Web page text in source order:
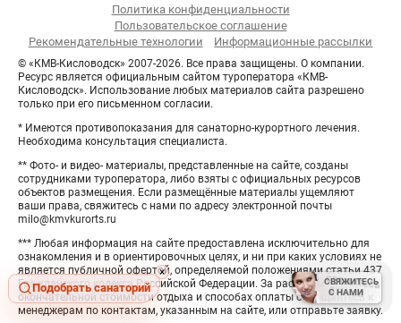
Политика конфиденциальности
Пользовательское соглашение
Рекомендательные технологии
Информационные рассылки
© «КМВ-Кисловодск» 2007-2026. Все права защищены. О компании.
Ресурс является официальным сайтом туроператора «КМВ-
Кисловодск». Использование любых материалов сайта разрешено
только при его письменном согласии.
* Имеются противопоказания для санаторно-курортного лечения.
Необходима консультация специалиста.
** Фото- и видео- материалы, представленные на сайте, созданы
сотрудниками туроператора, либо взяты с официальных ресурсов
объектов размещения. Если размещённые материалы ущемляют
ваши права, свяжитесь с нами по адресу электронной почты
milo@kmvkurorts.ru
*** Любая информация на сайте предоставлена исключительно для
ознакомления и в ориентировочных целях, и ни при каких условиях не
является публичной офертой, определяемой положениями статьи 437
Гражданского кодекса Российской Федерации. За расчётом
окончательной стоимости отдыха и способах оплаты обращайтесь к
менеджерам по контактам, указанным на сайте, или отправьте заявку.
Подобрать санаторий
Hide
button
×
СВЯЖИТЕСЬ
С НАМИ
СВЯЖИТЕСЬ
С НАМИ